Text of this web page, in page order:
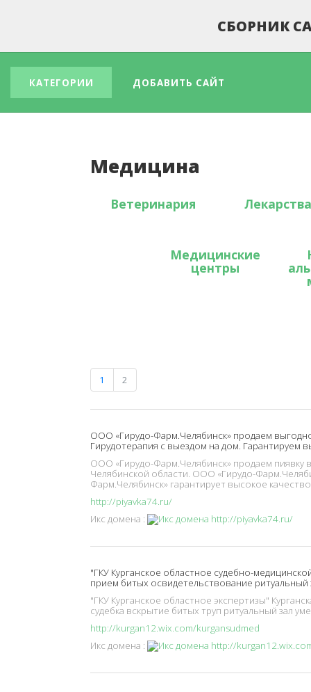
СБОРНИК
КАТЕГОРИИ ДОБАВИТЬ САЙТ
Медицина
Ветеринария Лекарства
Медицинские
центры
1 2
ООО «Гирудо-Фарм.Челябинск» продаем
Гирудотерапия с выездом на дом. Гарантируем
ООО «Гирудо-Фарм.Челябинск» продаем пиявку
Челябинской области. ООО «Гирудо-
Фарм.Челябинск» гарантирует высокое
http://piyavka74.ru/
Икс домена :
"ГКУ Курганское областное судебно-
прием битых освидетельствование
"ГКУ Курганское областное экспертизы"
судебка вскрытие битых труп ритуальный зал
http://kurgan12.wix.com/kurgansudmed
Икс домена :